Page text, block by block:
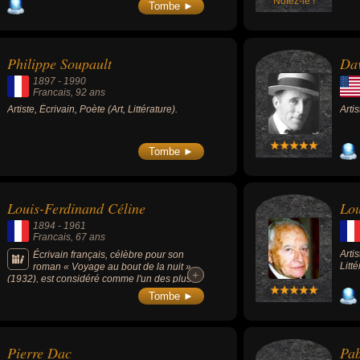
de cette époque : « Nu couché » (1917),
Tombe ►
Philippe Soupault
1897 - 1990
Francais , 92 ans
Artiste, Écrivain, Poète (Art, Littérature).
Tombe ►
Louis-Ferdinand Céline
1894 - 1961
Francais , 67 ans
Écrivain français, célèbre pour son
roman « Voyage au bout de la nuit »
(1932), est considéré comme l'un des plus
grands novateurs de la littérature française
du XX siècle, introduisant un style elliptique
connu pour son antisémitisme et son
+
+
Tombe ►
Pierre Dac